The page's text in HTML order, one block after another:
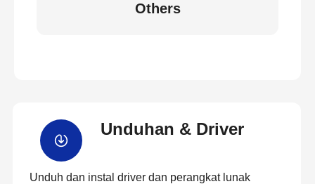
Others
Unduhan & Driver
Unduh dan instal driver dan perangkat lunak